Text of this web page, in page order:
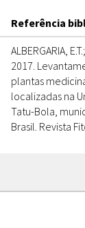
Referência
ALBERGARIA,
2017.
plantas
localizadas na
Tatu-Bola,
Brasil. Revista